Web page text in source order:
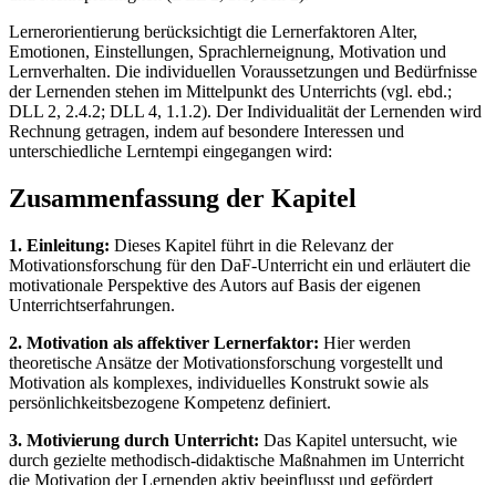
Lernerorientierung berücksichtigt die Lernerfaktoren Alter,
Emotionen, Einstellungen, Sprachlerneignung, Motivation und
Lernverhalten. Die individuellen Voraussetzungen und Bedürfnisse
der Lernenden stehen im Mittelpunkt des Unterrichts (vgl. ebd.;
DLL 2, 2.4.2; DLL 4, 1.1.2). Der Individualität der Lernenden wird
Rechnung getragen, indem auf besondere Interessen und
unterschiedliche Lerntempi eingegangen wird:
Zusammenfassung der Kapitel
1. Einleitung: Dieses Kapitel führt in die Relevanz der
Motivationsforschung für den DaF-Unterricht ein und erläutert die
motivationale Perspektive des Autors auf Basis der eigenen
Unterrichtserfahrungen.
2. Motivation als affektiver Lernerfaktor: Hier werden
theoretische Ansätze der Motivationsforschung vorgestellt und
Motivation als komplexes, individuelles Konstrukt sowie als
persönlichkeitsbezogene Kompetenz definiert.
3. Motivierung durch Unterricht: Das Kapitel untersucht, wie
durch gezielte methodisch-didaktische Maßnahmen im Unterricht
die Motivation der Lernenden aktiv beeinflusst und gefördert